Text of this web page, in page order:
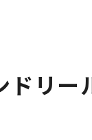
ドリー